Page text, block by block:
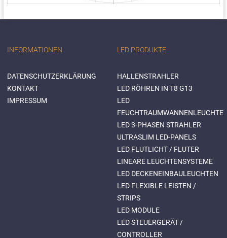
INFORMATIONEN
DATENSCHUTZERKLÄRUNG
KONTAKT
IMPRESSUM
LED PRODUKTE
HALLENSTRAHLER
LED RÖHREN IN T8 G13
LED
FEUCHTRAUMWANNENLEUCHTE
LED 3-PHASEN STRAHLER
ULTRASLIM LED-PANELS
LED FLUTLICHT / FLUTER
LINEARE LEUCHTENSYSTEME
LED DECKENEINBAULEUCHTEN
LED FLEXIBLE LEISTEN /
STRIPS
LED MODULE
LED STEUERGERÄT /
CONTROLLER